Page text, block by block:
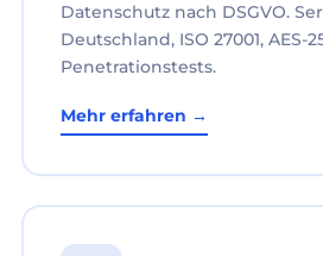
Datenschutz nach DSGVO.
Deutschland, ISO 27001, AES-
Penetrationstests.
Mehr erfahren →